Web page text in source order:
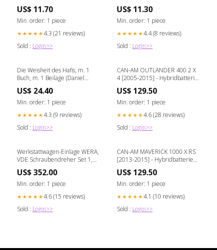
US$ 11.70
Min. order: 1 piece
★★★★★4.3 (21 reviews)
Sold : Login>>
US$ 11.30
Min. order: 1 piece
★★★★★4.4 (8 reviews)
Sold : Login>>
Die Weisheit des Hafis, m. 1
Buch, m. 1 Beilage (Daniel
US$ 24.40
Min. order: 1 piece
★★★★★4.3 (9 reviews)
Sold : Login>>
CAN-AM OUTLANDER 400 2 X
4 [2005-2015] - Hybridbatterie
US$ 129.50
Min. order: 1 piece
★★★★★4.6 (28 reviews)
Sold : Login>>
Werkstattwagen-Einlage WERA,
VDE Schraubendreher Set 1,
US$ 352.00
Min. order: 1 piece
★★★★★4.6 (15 reviews)
Sold : Login>>
CAN-AM MAVERICK 1000 X RS
[2013-2015] - Hybridbatterie
US$ 129.50
Min. order: 1 piece
★★★★★4.1 (10 reviews)
Sold : Login>>